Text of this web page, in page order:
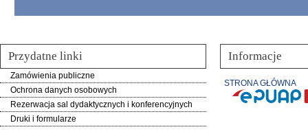
Przydatne linki
Zamówienia publiczne
Ochrona danych osobowych
Rezerwacja sal dydaktycznych i konferencyjnych
Druki i formularze
Informacje
STRONA GŁÓWNA